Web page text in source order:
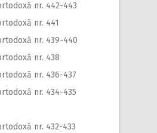
nr. 442-443
nr. 441
nr. 439-440
nr. 438
nr. 436-437
nr. 434-435
nr. 432-433